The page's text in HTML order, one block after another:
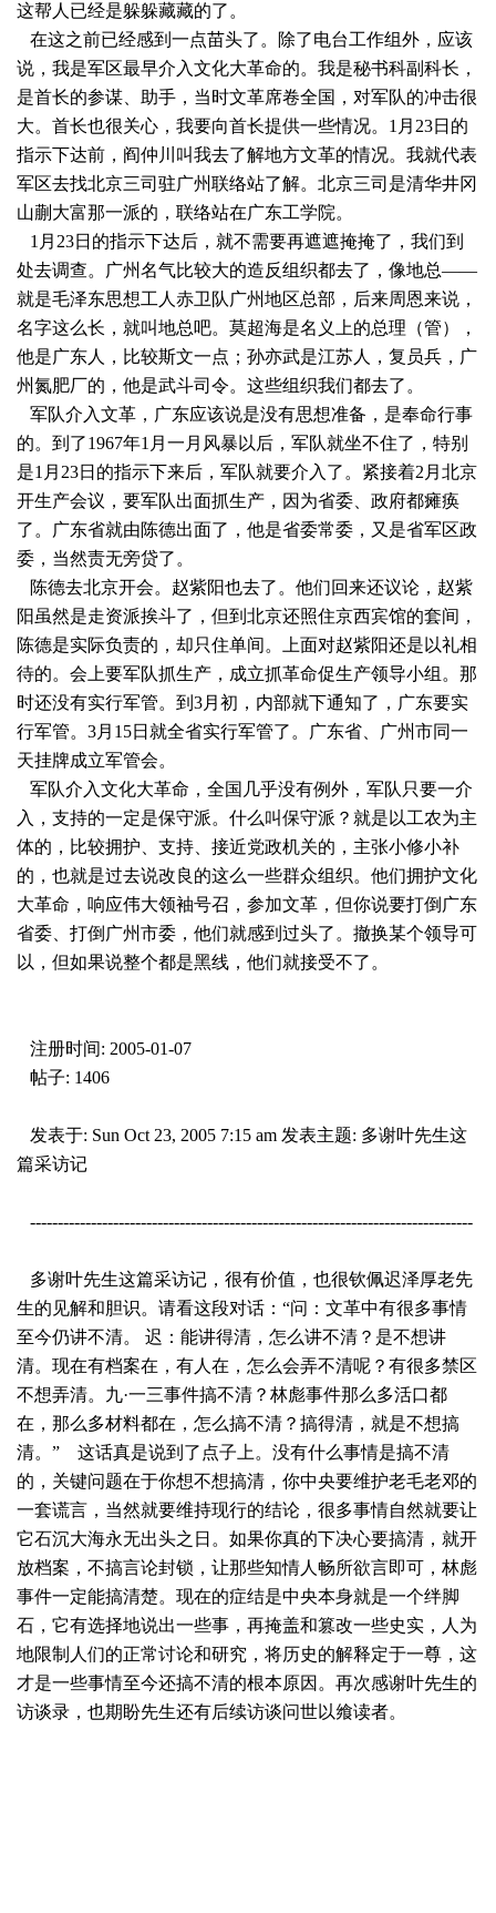
这帮人已经是躲躲藏藏的了。
在这之前已经感到一点苗头了。除了电台工作组外，应该
说，我是军区最早介入文化大革命的。我是秘书科副科长，
是首长的参谋、助手，当时文革席卷全国，对军队的冲击很
大。首长也很关心，我要向首长提供一些情况。1月23日的
指示下达前，阎仲川叫我去了解地方文革的情况。我就代表
军区去找北京三司驻广州联络站了解。北京三司是清华井冈
山蒯大富那一派的，联络站在广东工学院。
1月23日 的指示下达后，就不需要再遮遮掩掩了，我们到
处去调查。广州名气比较大的造反组织都去了，像地总——
就是毛泽东思想工人赤卫队广州地区总部，后来周恩来说，
名字这么长，就叫地总吧。莫超海是名义上的总理（管），
他是广东人，比较斯文一点；孙亦武是江苏人，复员兵，广
州氮肥厂的，他是武斗司令。这些组织我们都去了。
军队介入文革，广东应该说是没有思想准备，是奉命行事
的。到了1967年1月一月风暴以后，军队就坐不住了，特别
是1月23日的指示下来后，军队就要介入了。紧接着2月北京
开生产会议，要军队出面抓生产，因为省委、政府都瘫痪
了。广东省就由陈德出面了，他是省委常委，又是省军区政
委，当然责无旁贷了。
陈德去北京开会。赵紫阳也去了。他们回来还议论，赵紫
阳虽然是走资派挨斗了，但到北京还照住京西宾馆的套间，
陈德是实际负责的，却只住单间。上面对赵紫阳还是以礼相
待的。会上要军队抓生产，成立抓革命促生产领导小组。那
时还没有实行军管。到3月初，内部就下通知了，广东要实
行军管。3月15日就全省实行军管了。广东省、广州市同一
天挂牌成立军管会。
军队介入文化大革命，全国几乎没有例外，军队只要一介
入，支持的一定是保守派。什么叫保守派？就是以工农为主
体的，比较拥护、支持、接近党政机关的，主张小修小补
的，也就是过去说改良的这么一些群众组织。他们拥护文化
大革命，响应伟大领袖号召，参加文革，但你说要打倒广东
省委、打倒广州市委，他们就感到过头了。撤换某个领导可
以，但如果说整个都是黑线，他们就接受不了。
注册时间: 2005-01-07
帖子: 1406
发表于: Sun Oct 23, 2005 7:15 am 发表主题: 多谢叶先生这
篇采访记
--------------------------------------------------------------------------------
多谢叶先生这篇采访记，很有价值，也很钦佩迟泽厚老先
生的见解和胆识。请看这段对话：“问：文革中有很多事情
至今仍讲不清。 迟：能讲得清，怎么讲不清？是不想讲
清。现在有档案在，有人在，怎么会弄不清呢？有很多禁区
不想弄清。九·一三事件搞不清？林彪事件那么多活口都
在，那么多材料都在，怎么搞不清？搞得清，就是不想搞
清。” 这话真是说到了点子上。没有什么事情是搞不清
的，关键问题在于你想不想搞清，你中央要维护老毛老邓的
一套谎言，当然就要维持现行的结论，很多事情自然就要让
它石沉大海永无出头之日。如果你真的下决心要搞清，就开
放档案，不搞言论封锁，让那些知情人畅所欲言即可，林彪
事件一定能搞清楚。现在的症结是中央本身就是一个绊脚
石，它有选择地说出一些事，再掩盖和篡改一些史实，人为
地限制人们的正常讨论和研究，将历史的解释定于一尊，这
才是一些事情至今还搞不清的根本原因。再次感谢叶先生的
访谈录，也期盼先生还有后续访谈问世以飨读者。